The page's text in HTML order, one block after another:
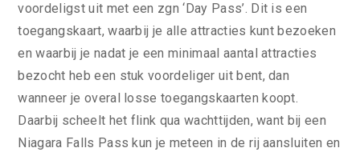
voordeligst uit met een zgn ‘Day Pass’. Dit is een
toegangskaart, waarbij je alle attracties kunt bezoeken
en waarbij je nadat je een minimaal aantal attracties
bezocht heb een stuk voordeliger uit bent, dan
wanneer je overal losse toegangskaarten koopt.
Daarbij scheelt het flink qua wachttijden, want bij een
Niagara Falls Pass kun je meteen in de rij aansluiten en